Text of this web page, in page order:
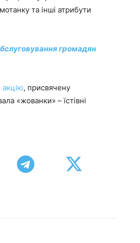
та інші атрибути
громадян
акцію, присвячену
«жованки» – їстівні